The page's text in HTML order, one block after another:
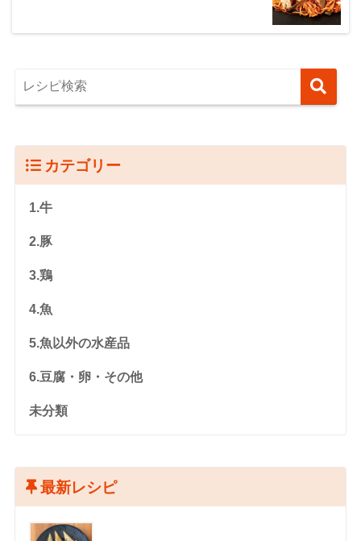
カテゴリー
1.牛
2.豚
3.鶏
4.魚
5.魚以外の水産品
6.豆腐・卵・その他
未分類
最新レシピ